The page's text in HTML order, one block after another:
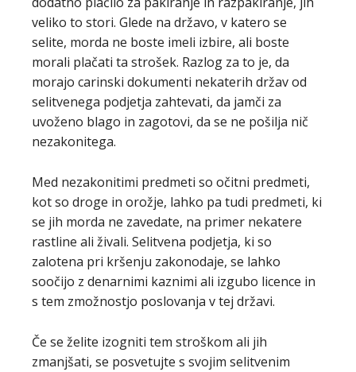
veliko to stori. Glede na državo, v katero se
selite, morda ne boste imeli izbire, ali boste
morali plačati ta strošek. Razlog za to je, da
morajo carinski dokumenti nekaterih držav od
selitvenega podjetja zahtevati, da jamči za
uvoženo blago in zagotovi, da se ne pošilja nič
nezakonitega.
Med nezakonitimi predmeti so očitni predmeti,
kot so droge in orožje, lahko pa tudi predmeti, ki
se jih morda ne zavedate, na primer nekatere
rastline ali živali. Selitvena podjetja, ki so
zalotena pri kršenju zakonodaje, se lahko
soočijo z denarnimi kaznimi ali izgubo licence in
s tem zmožnostjo poslovanja v tej državi.
Če se želite izogniti tem stroškom ali jih
zmanjšati, se posvetujte s svojim selitvenim